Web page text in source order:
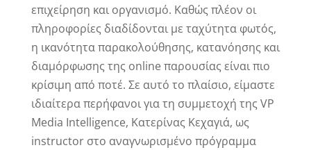
επιχείρηση και οργανισμό. Καθώς πλέον οι
πληροφορίες διαδίδονται με ταχύτητα φωτός,
η ικανότητα παρακολούθησης, κατανόησης και
διαμόρφωσης της online παρουσίας είναι πιο
κρίσιμη από ποτέ. Σε αυτό το πλαίσιο, είμαστε
ιδιαίτερα περήφανοι για τη συμμετοχή της VP
Media Intelligence, Κατερίνας Κεχαγιά, ως
instructor στο αναγνωρισμένο πρόγραμμα